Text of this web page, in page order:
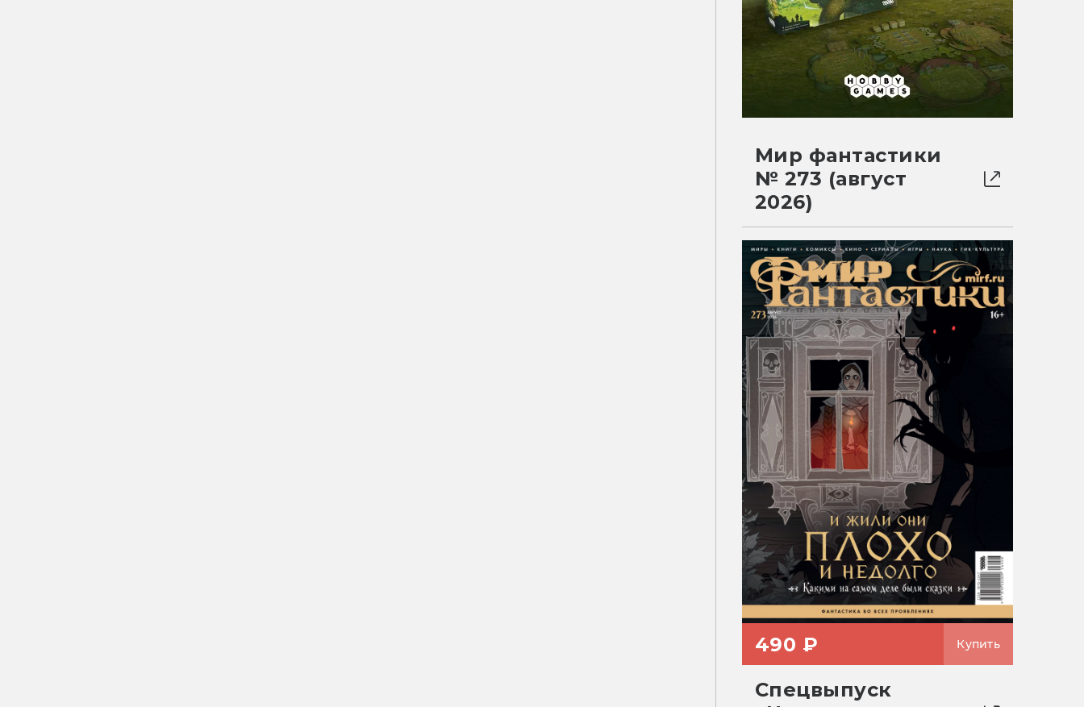
Мир фантастики
№ 273 (август
2026)
490 ₽ Купить
Спецвыпуск